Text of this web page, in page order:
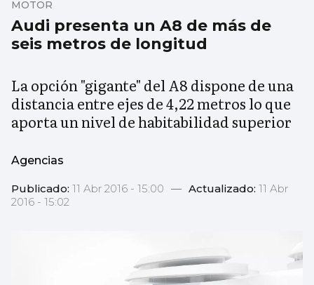
Audi presenta un A8 de más de
seis metros de longitud
MOTOR
La opción "gigante" del A8 dispone de una
distancia entre ejes de 4,22 metros lo que
aporta un nivel de habitabilidad superior
Agencias
Publicado: 11 Abr 2016 - 15:00 — Actualizado: 11 Abr
2016 - 15:02